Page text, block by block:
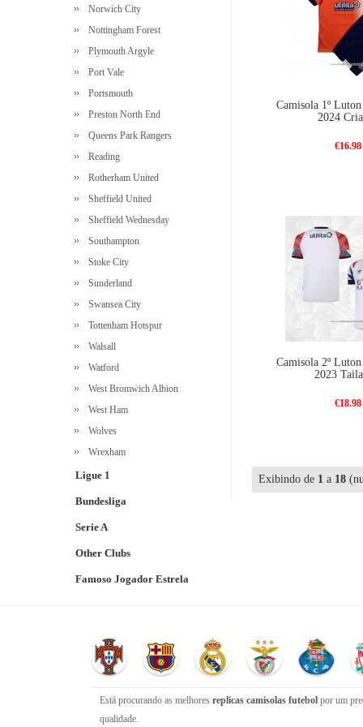
Norwich City
Nottingham Forest
Plymouth Argyle
Port Vale
Portsmouth
Preston North End
Queens Park Rangers
Reading
Rotherham United
Sheffield United
Sheffield Wednesday
Southampton
Stoke City
Sunderland
Swansea City
Tottenham Hotspur
Walsall
Watford
West Bromwich Albion
West Ham
Wolves
Wrexham
Ligue 1
Bundesliga
Serie A
Other Clubs
Famoso Jogador Estrela
Camisola 1º
2024
€16.98
Camisola 2º
2023
€18.98
Exibindo de 1 a 18
Está procurando as melhores replicas camisolas futebol por um
qualidade.